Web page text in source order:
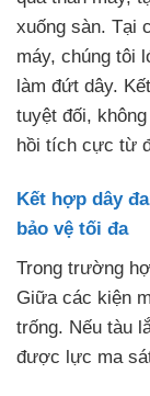
xuống sàn. Tại
máy, chúng tôi
làm đứt dây.
tuyệt đối,
hồi tích cực từ
Kết hợp dây
bảo vệ tối đa
Trong trường
Giữa các kiện
trống. Nếu tàu
được lực ma